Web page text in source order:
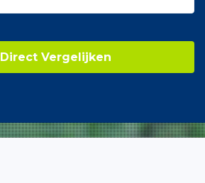
Direct Vergelijken